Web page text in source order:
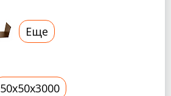
Еще
50x50x3000